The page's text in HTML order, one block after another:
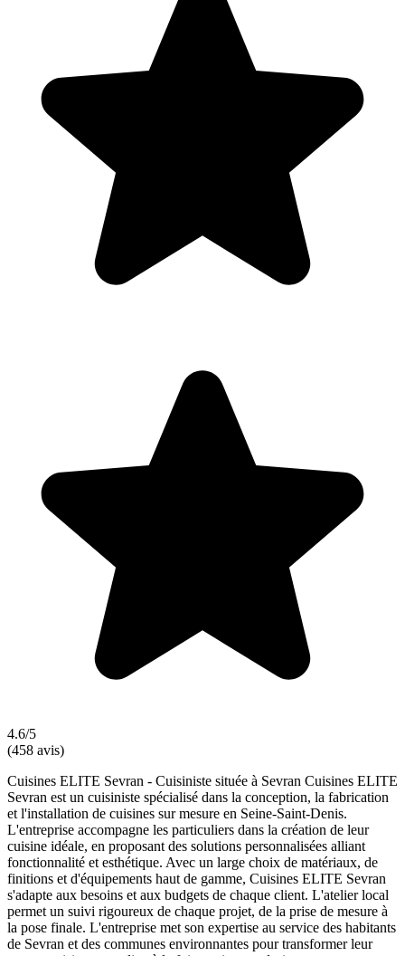
4.6/5
(458 avis)
Cuisines ELITE Sevran - Cuisiniste située à Sevran Cuisines ELITE
Sevran est un cuisiniste spécialisé dans la conception, la fabrication
et l'installation de cuisines sur mesure en Seine-Saint-Denis.
L'entreprise accompagne les particuliers dans la création de leur
cuisine idéale, en proposant des solutions personnalisées alliant
fonctionnalité et esthétique. Avec un large choix de matériaux, de
finitions et d'équipements haut de gamme, Cuisines ELITE Sevran
s'adapte aux besoins et aux budgets de chaque client. L'atelier local
permet un suivi rigoureux de chaque projet, de la prise de mesure à
la pose finale. L'entreprise met son expertise au service des habitants
de Sevran et des communes environnantes pour transformer leur